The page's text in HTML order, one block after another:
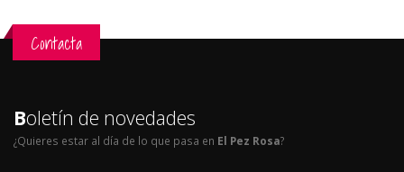
Contacta
Boletín de novedades
¿Quieres estar al día de lo que pasa en El Pez Rosa?